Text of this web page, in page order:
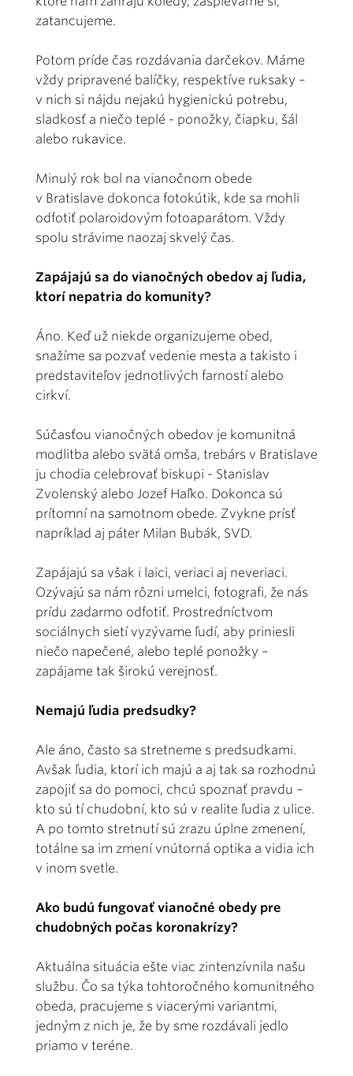
zatancujeme.
Potom príde čas rozdávania darčekov. Máme
vždy pripravené balíčky, respektíve ruksaky –
v nich si nájdu nejakú hygienickú potrebu,
sladkosť a niečo teplé - ponožky, čiapku, šál
alebo rukavice.
Minulý rok bol na vianočnom obede
v Bratislave dokonca fotokútik, kde sa mohli
odfotiť polaroidovým fotoaparátom. Vždy
spolu strávime naozaj skvelý čas.
Zapájajú sa do vianočných obedov aj ľudia,
ktorí nepatria do komunity?
Áno. Keď už niekde organizujeme obed,
snažíme sa pozvať vedenie mesta a takisto i
predstaviteľov jednotlivých farností alebo
cirkví.
Súčasťou vianočných obedov je komunitná
modlitba alebo svätá omša, trebárs v Bratislave
ju chodia celebrovať biskupi - Stanislav
Zvolenský alebo Jozef Haľko. Dokonca sú
prítomní na samotnom obede. Zvykne prísť
napríklad aj páter Milan Bubák, SVD.
Zapájajú sa však i laici, veriaci aj neveriaci.
Ozývajú sa nám rôzni umelci, fotografi, že nás
prídu zadarmo odfotiť. Prostredníctvom
sociálnych sietí vyzývame ľudí, aby priniesli
niečo napečené, alebo teplé ponožky –
zapájame tak širokú verejnosť.
Nemajú ľudia predsudky?
Ale áno, často sa stretneme s predsudkami.
Avšak ľudia, ktorí ich majú a aj tak sa rozhodnú
zapojiť sa do pomoci, chcú spoznať pravdu –
kto sú tí chudobní, kto sú v realite ľudia z ulice.
A po tomto stretnutí sú zrazu úplne zmenení,
totálne sa im zmení vnútorná optika a vidia ich
v inom svetle.
Ako budú fungovať vianočné obedy pre
chudobných počas koronakrízy?
Aktuálna situácia ešte viac zintenzívnila našu
službu. Čo sa týka tohtoročného komunitného
obeda, pracujeme s viacerými variantmi,
jedným z nich je, že by sme rozdávali jedlo
priamo v teréne.